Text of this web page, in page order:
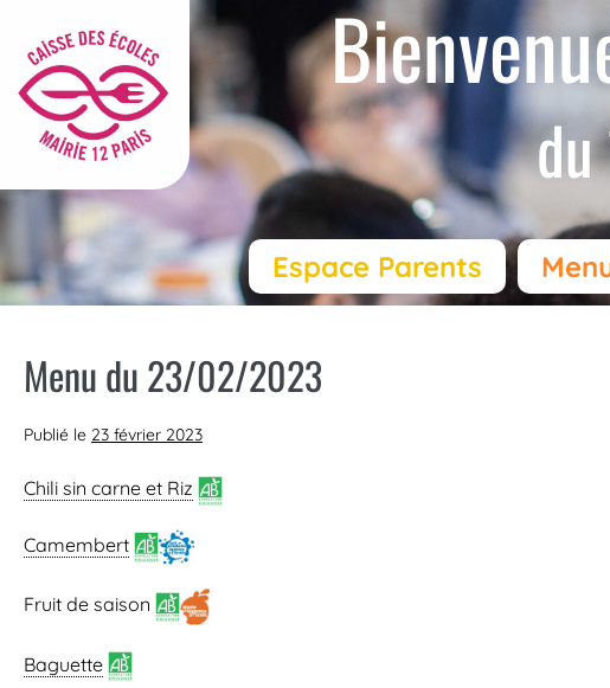
Espace Parents
Menu du 23/02/2023
Publié le 23 février 2023
Chili sin carne et Riz
Camembert
Fruit de saison
Baguette